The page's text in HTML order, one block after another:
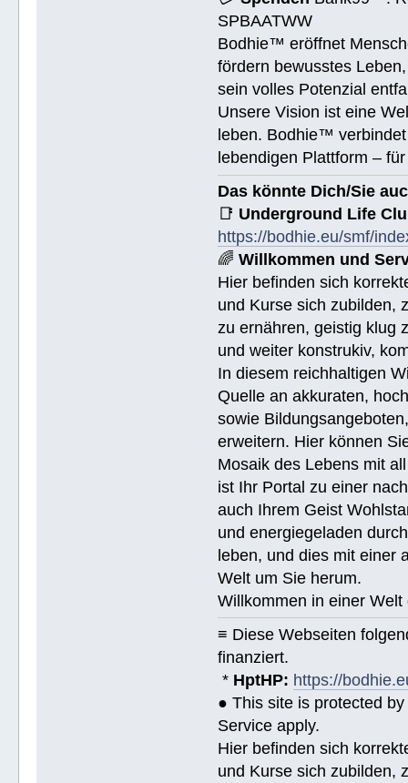
SPBAATWW
Bodhie™ eröffnet
fördern bewusstes
sein volles Potenzial
Unsere Vision ist eine
leben. Bodhie™
lebendigen Plattform –
Das könnte Dich/Sie
📑 Underground Life
https://bodhie.eu/smf/
🌈Willkommen und
Hier befinden sich
und Kurse sich zubilden,
zu ernähren, geistig klug
und weiter konstrukiv,
In diesem reichhaltigen
Quelle an akkuraten,
sowie
erweitern. Hier können
Mosaik des Lebens mit
ist Ihr Portal zu einer
auch Ihrem Geist
und energiegeladen
leben, und dies mit einer
Welt um Sie herum.
Willkommen in einer
≡ Diese Webseiten
finanziert.
* HptHP: https://
● This site is protected
Service apply.
Hier befinden sich
und Kurse sich zubilden,